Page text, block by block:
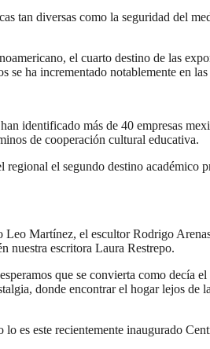
tan diversas como la seguridad del
el cuarto destino de las
se ha incrementado notablemente en
identificado más de 40 empresas
de cooperación cultural educativa.
el segundo destino académico
Martínez, el escultor Rodrigo
nuestra escritora Laura Restrepo.
que se convierta como decía
donde encontrar el hogar lejos de
es este recientemente inaugurado